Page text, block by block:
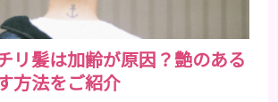
リ髪は加齢が原因？艶のある
方法をご紹介